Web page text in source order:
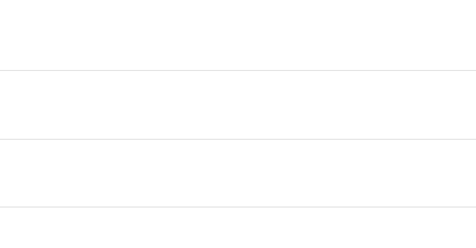
5\cdot5^x\right)dx